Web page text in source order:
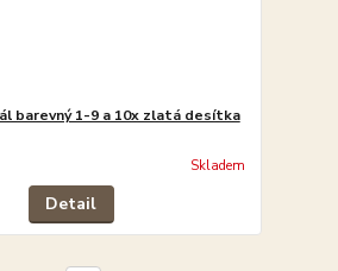
barevný 1-9 a 10x zlatá desítka
Skladem
Detail